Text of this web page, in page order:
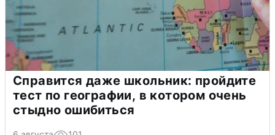
Справится даже школьник: пройдите
тест по географии, в котором очень
стыдно ошибиться